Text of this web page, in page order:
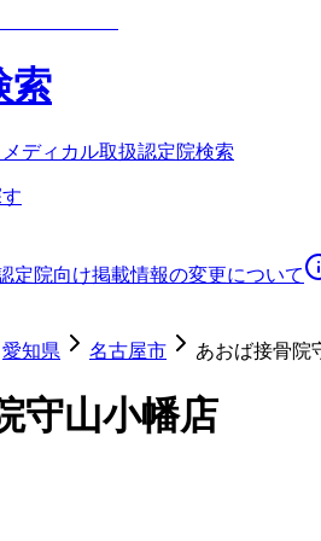
索
ディカル取扱認定院検索
定院向け掲載情報の変更について
愛知県 名古屋市 あおば接骨院
守山小幡店